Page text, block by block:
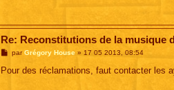
Re: Reconstitutions de la musique
M
s
parGrégory House» 17 05 2013, 08:54
Pour des réclamations, faut contacter les